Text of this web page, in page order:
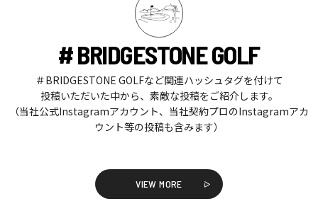
# BRIDGESTONE GOLF
＃BRIDGESTONE GOLFなど関連ハッシュタグを付けて
投稿いただいた中から、素敵な投稿をご紹介します。
（当社公式Instagramアカウント、当社契約プロのInstagramアカ
ウント等の投稿も含みます）
VIEW MORE